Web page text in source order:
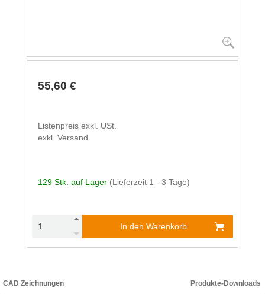
55,60 €
Listenpreis exkl. USt.
exkl. Versand
129 Stk. auf Lager (Lieferzeit 1 - 3 Tage)
In den Warenkorb
CAD Zeichnungen Produkte-Downloads